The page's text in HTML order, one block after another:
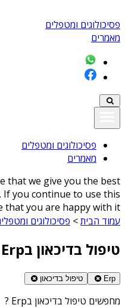
פסיכולוגים ומטפלים
מאמרים
פסיכולוגים ומטפלים
מאמרים
that we give you the best
you continue to use this
that you are happy with it
עמוד הבית> פסיכולוגים
טיפול בדיכאון בErp
Erp טיפול בדיכאון
מחפשים טיפול בדיכאון בErp ?